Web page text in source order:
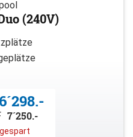
(240V)
6´298.-
7´250.-